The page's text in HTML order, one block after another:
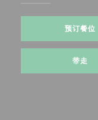
预订餐位
带走